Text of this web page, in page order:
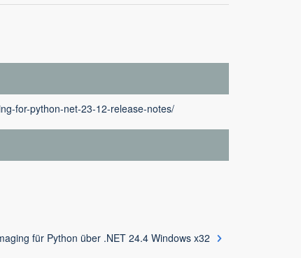
for-python-net-23-12-release-notes/
für Python über .NET 24.4 Windows x32